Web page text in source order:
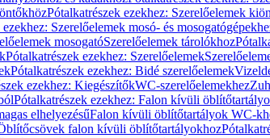
Pótalkatrészek ezekhez: Szerelőelemek
Szerelőelemek mosó- és
mosogatóSzerelőelemek tárolókhoz
Pótalkatrészek ezekhez: Szerelőelemek
Pótalkatrészek ezekhez: Bidé szerelőelemek
ezekhez: KiegészítőkWC-szerelőelemekhez
Pótalkatrészek ezekhez: Falon kívüli
elhelyezésűFalon kívüli öblítőtartályok WC-
falon kívüli öblítőtartályokhoz